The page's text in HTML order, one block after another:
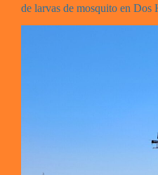
de larvas de mosquito en Dos